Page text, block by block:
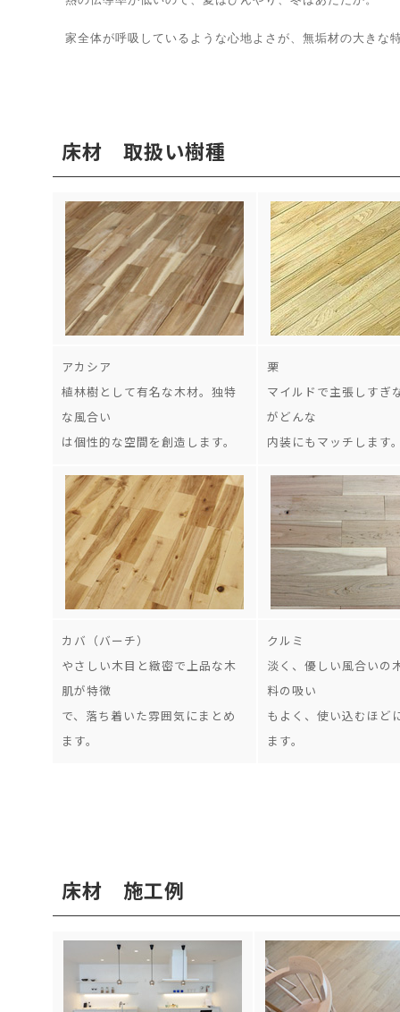
家全体が呼吸しているような心地よさが、無垢材の大きな
床材 取扱い樹種
アカシア
植林樹として有名な木材。独特
な風合い
は個性的な空間を創造します。
栗
マイルドで主張しすぎ
がどんな
内装にもマッチします
カバ（バーチ）
やさしい木目と緻密で上品な木
肌が特徴
で、落ち着いた雰囲気にまとめ
ます。
クルミ
淡く、優しい風合いの
料の吸い
もよく、使い込むほど
ます。
床材 施工例